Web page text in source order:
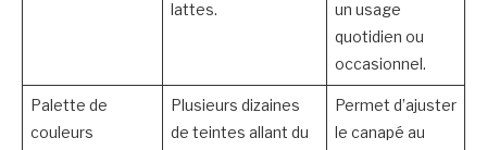
lattes.
un usage
quotidien ou
occasionnel.
Palette de
couleurs
Plusieurs dizaines
de teintes allant du
Permet d’ajuster
le canapé au